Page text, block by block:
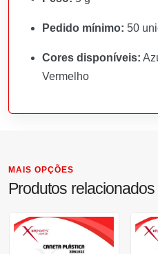
Pedido mínimo: 50
Cores disponíveis:
Vermelho
MAIS OPÇÕES
Produtos relacionados